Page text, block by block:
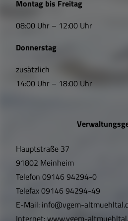
Satzungen und
Breitbandversorgung
n
k
s
f
n
u
n
Montag bis Freitag
08:00 Uhr – 12:00 Uhr
Donnerstag
zusätzlich
14:00 Uhr – 18:00 Uhr
Hauptstraße 37
91802 Meinheim
Telefon 09146 94294-0
Telefax09146 94294-49
E-Mail: info@vgem-
Internet:www.vgem-